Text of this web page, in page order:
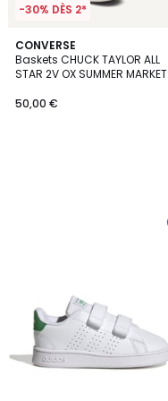
-30% DÈS 2*
CONVERSE
Baskets CHUCK TAYLOR ALL
STAR 2V OX SUMMER MARKET
50,00 €